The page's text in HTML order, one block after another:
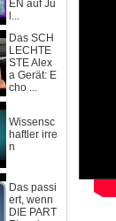
EN auf Ju
l...
Das SCH
LECHTE
STE Alex
a Gerät: E
cho ...
Wissensc
haftler irre
n
Das passi
ert, wenn
DIE PART